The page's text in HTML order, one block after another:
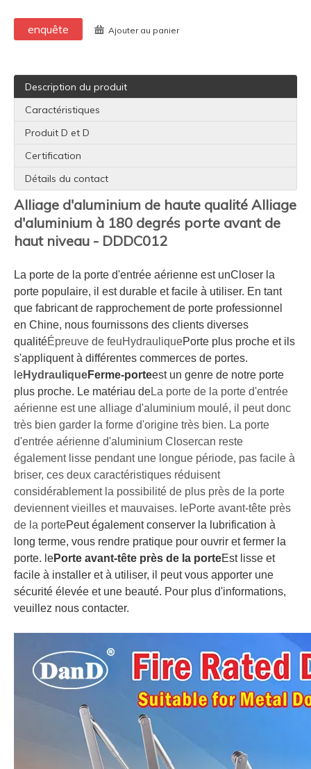
enquête Ajouter au panier
Description du produit
Caractéristiques
Produit D et D
Certification
Détails du contact
Alliage d'aluminium de haute qualité Alliage
d'aluminium à 180 degrés porte avant de
haut niveau - DDDC012
La porte de la porte d'entrée aérienne est unCloser la
porte populaire, il est durable et facile à utiliser. En tant
que fabricant de rapprochement de porte professionnel
en Chine, nous fournissons des clients diverses
qualitéÉpreuve de feuHydrauliquePorte plus proche et ils
s'appliquent à différentes commerces de portes.
leHydrauliqueFerme-porteest un genre de notre porte
plus proche. Le matériau deLa porte de la porte d'entrée
aérienne est une alliage d'aluminium moulé, il peut donc
très bien garder la forme d'origine très bien. La porte
d'entrée aérienne d'aluminium Closercan reste
également lisse pendant une longue période, pas facile à
briser, ces deux caractéristiques réduisent
considérablement la possibilité de plus près de la porte
deviennent vieilles et mauvaises. lePorte avant-tête près
de la portePeut également conserver la lubrification à
long terme, vous rendre pratique pour ouvrir et fermer la
porte. lePorte avant-tête près de la porteEst lisse et
facile à installer et à utiliser, il peut vous apporter une
sécurité élevée et une beauté. Pour plus d'informations,
veuillez nous contacter.